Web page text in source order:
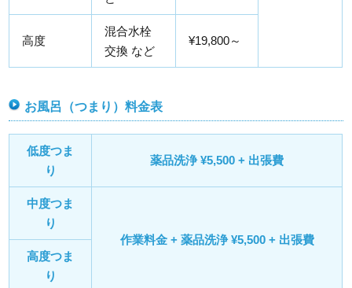
高度
混合水栓
交換 など
¥19,800～
お風呂（つまり）料金表
低度つま
り
薬品洗浄 ¥5,500 + 出張費
中度つま
り
作業料金 + 薬品洗浄 ¥5,500 + 出張費
高度つま
り